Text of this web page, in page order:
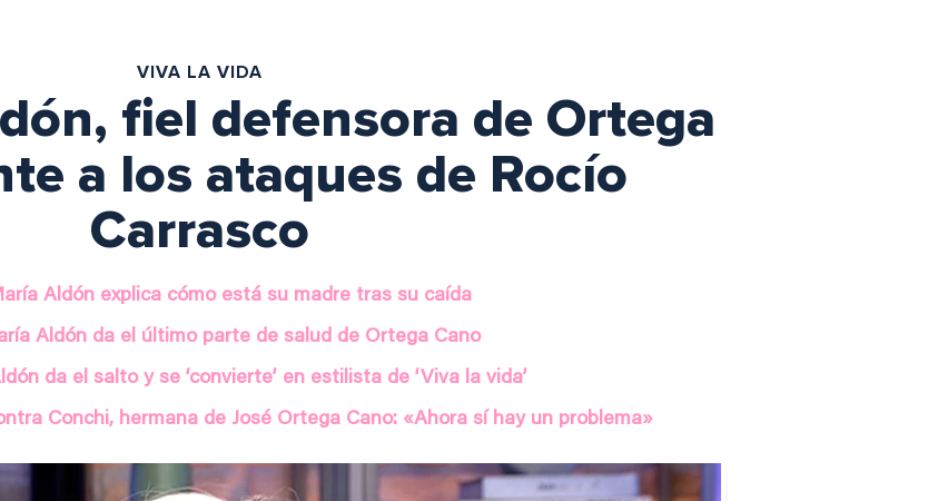
VIVA LA VIDA
fiel defensora de Ortega
a los ataques de Rocío
Carrasco
Aldón explica cómo está su madre tras su caída
Aldón da el último parte de salud de Ortega Cano
da el salto y se ‘convierte’ en estilista de ‘Viva la vida’
Conchi, hermana de José Ortega Cano: «Ahora sí hay un problema»